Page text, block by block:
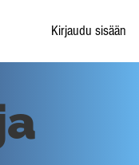
Kirjaudu sisään